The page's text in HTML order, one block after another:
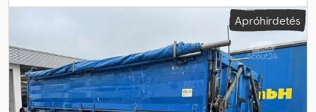
6 750 mm, rakodótér szélesség:1 750 mm, teljes szélesség:2 510
, HKM Meiller billenctömeges vontató – A
18 ZB 5,0, alacsony rakterű kivitel / dobfékek / laprugó /
horganyzott váz Vonófej süllyesztő mechanizmus, pneumatikusan
süllyeszthető vonófej 2 TENGELYES – Billenctömeges vontató –
Alkalmas max. 2 x 10 m³-es billenctartályok szállítására a DIN 30720
szerint ---- Megengedett össztömeg: 18 000 kg, Súly: 3 320 kg,
Apróhirdetés